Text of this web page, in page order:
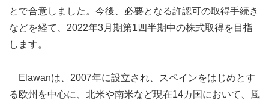
とで合意しました。今後、必要となる許認可の取得手続き
などを経て、2022年3月期第1四半期中の株式取得を目指
します。
Elawanは、2007年に設立され、スペインをはじめとす
る欧州を中心に、北米や南米など現在14カ国において、風